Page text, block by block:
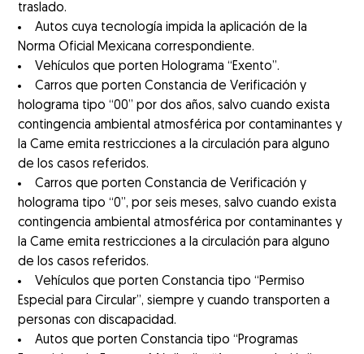
traslado.
Autos cuya tecnología impida la aplicación de la
Norma Oficial Mexicana correspondiente.
Vehículos que porten Holograma “Exento”.
Carros que porten Constancia de Verificación y
holograma tipo “00” por dos años, salvo cuando exista
contingencia ambiental atmosférica por contaminantes y
la Came emita restricciones a la circulación para alguno
de los casos referidos.
Carros que porten Constancia de Verificación y
holograma tipo “0”, por seis meses, salvo cuando exista
contingencia ambiental atmosférica por contaminantes y
la Came emita restricciones a la circulación para alguno
de los casos referidos.
Vehículos que porten Constancia tipo “Permiso
Especial para Circular”, siempre y cuando transporten a
personas con discapacidad.
Autos que porten Constancia tipo “Programas